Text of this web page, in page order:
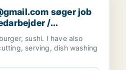
søger job
/
sushi. I have also
serving, dish washing